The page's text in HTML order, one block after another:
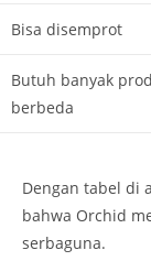
Bisa disemprot
Butuh banyak
berbeda
Dengan tabel di
bahwa Orchid
serbaguna.